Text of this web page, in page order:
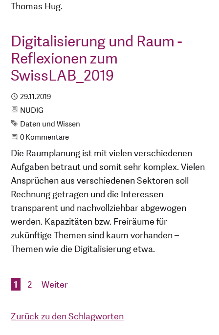
Thomas Hug.
Digitalisierung und Raum -
Reflexionen zum
SwissLAB_2019
Publiziert
29.11.2019
Kategorie
NUDIG
Schlagwort
Daten und Wissen
Beginne eine Unterhaltung
0 Kommentare
Die Raumplanung ist mit vielen verschiedenen
Aufgaben betraut und somit sehr komplex. Vielen
Ansprüchen aus verschiedenen Sektoren soll
Rechnung getragen und die Interessen
transparent und nachvollziehbar abgewogen
werden. Kapazitäten bzw. Freiräume für
zukünftige Themen sind kaum vorhanden –
Themen wie die Digitalisierung etwa.
1 2 Weiter
Zurück zu den Schlagworten